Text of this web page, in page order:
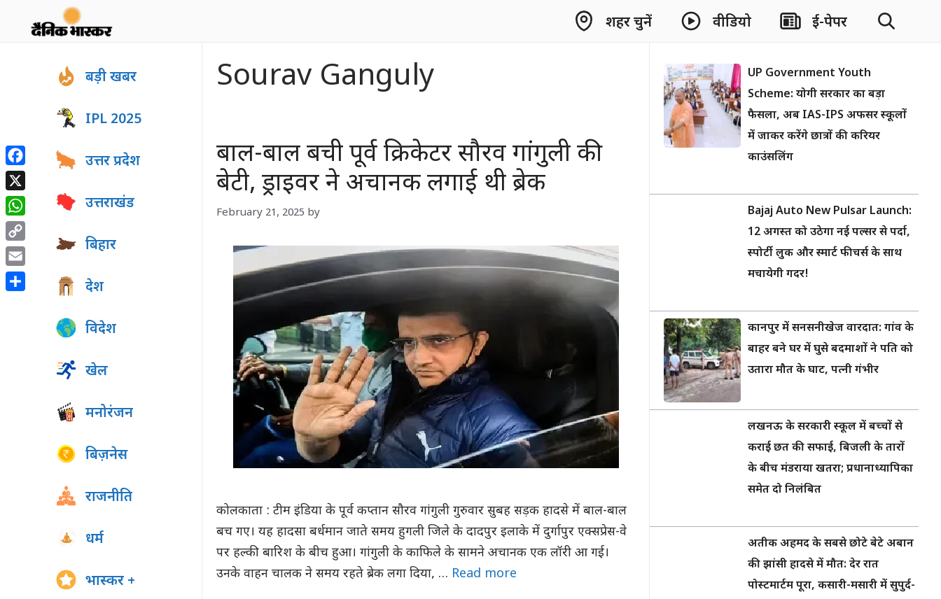
शहर चुनें वीडियो ई-पेपर
Sourav Ganguly
बाल-बाल बची पूर्व क्रिकेटर सौरव गांगुली की
बेटी, ड्राइवर ने अचानक लगाई थी ब्रेक
February 21, 2025 by
कोलकाता : टीम इंडिया के पूर्व कप्तान सौरव गांगुली गुरुवार सुबह सड़क हादसे में बाल-बाल
बच गए। यह हादसा बर्धमान जाते समय हुगली जिले के दादपुर इलाके में दुर्गापुर एक्सप्रेस-वे
पर हल्की बारिश के बीच हुआ। गांगुली के काफिले के सामने अचानक एक लॉरी आ गई।
उनके वाहन चालक ने समय रहते ब्रेक लगा दिया, … Read more
बड़ी खबर
IPL 2025
उत्तर प्रदेश
उत्तराखंड
बिहार
देश
विदेश
खेल
मनोरंजन
बिज़नेस
राजनीति
धर्म
भास्कर +
UP Government Youth
Scheme: योगी सरकार का बड़ा
फैसला, अब IAS-IPS अफसर स्कूलों
में जाकर करेंगे छात्रों की करियर
काउंसलिंग
Bajaj Auto New Pulsar Launch:
12 अगस्त को उठेगा नई पल्सर से पर्दा,
स्पोर्टी लुक और स्मार्ट फीचर्स के साथ
मचायेगी गदर!
कानपुर में सनसनीखेज वारदात: गांव के
बाहर बने घर में घुसे बदमाशों ने पति को
उतारा मौत के घाट, पत्नी गंभीर
लखनऊ के सरकारी स्कूल में बच्चों से
कराई छत की सफाई, बिजली के तारों
के बीच मंडराया खतरा; प्रधानाध्यापिका
समेत दो निलंबित
अतीक अहमद के सबसे छोटे बेटे अबान
की झांसी हादसे में मौत: देर रात
पोस्टमार्टम पूरा, कसारी-मसारी में सुपुर्द-
Facebook
X
WhatsApp
Copy
Link
Email